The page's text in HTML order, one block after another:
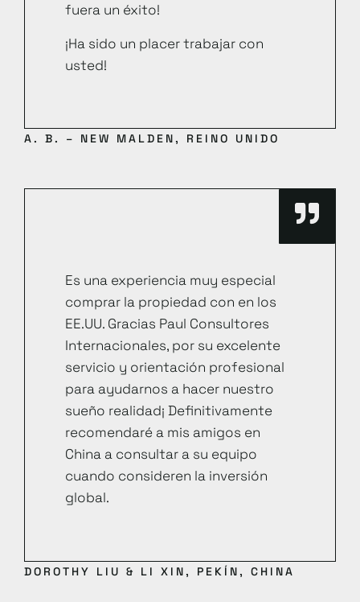
fuera un éxito!
¡Ha sido un placer trabajar con
usted!
A. B. – NEW MALDEN, REINO UNIDO
Es una experiencia muy especial
comprar la propiedad con en los
EE.UU. Gracias Paul Consultores
Internacionales, por su excelente
servicio y orientación profesional
para ayudarnos a hacer nuestro
sueño realidad¡ Definitivamente
recomendaré a mis amigos en
China a consultar a su equipo
cuando consideren la inversión
global.
DOROTHY LIU & LI XIN, PEKÍN, CHINA